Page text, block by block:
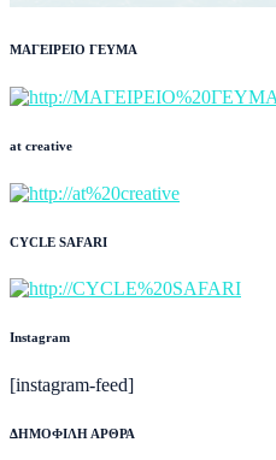
ΜΑΓΕΙΡΕΙΟ ΓΕΥΜΑ
at creative
CYCLE SAFARI
Instagram
[instagram-feed]
ΔΗΜΟΦΙΛΗ ΑΡΘΡΑ